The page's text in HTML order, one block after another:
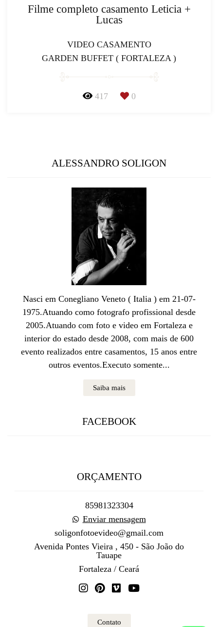
Filme completo casamento Leticia +
Lucas
VIDEO CASAMENTO
GARDEN BUFFET ( FORTALEZA )
417 0
ALESSANDRO SOLIGON
Nasci em Conegliano Veneto ( Italia ) em 21-07-
1975.Atuando como fotografo profissional desde
2005.Atuando com foto e video em Fortaleza e
interior do estado desde 2008, com mais de 600
evento realizados entre casamentos, 15 anos entre
outros eventos.Executo somente...
Saiba mais
FACEBOOK
ORÇAMENTO
85981323304
Enviar mensagem
soligonfotoevideo@gmail.com
Avenida Pontes Vieira , 450 - São João do
Tauape
Fortaleza / Ceará
Contato